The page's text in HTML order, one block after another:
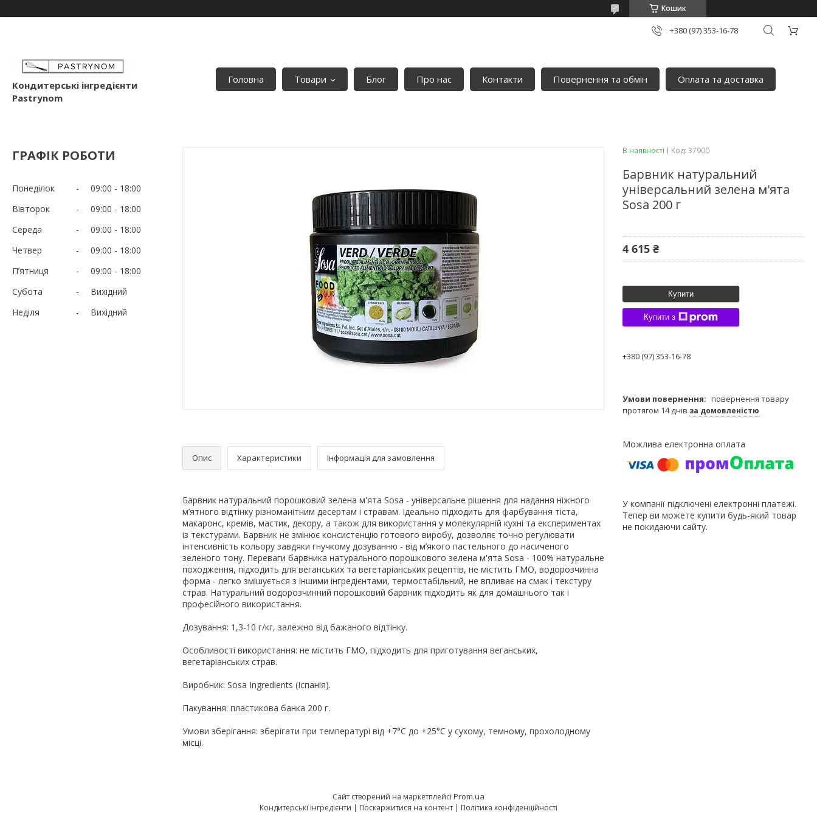
Кошик
+380 (97) 353-16-78
Кондитерські інгредієнти
Pastrynom
Головна Товари Блог Про нас Контакти Повернення та обмін Оплата та доставка
ГРАФІК РОБОТИ
Понеділок 09:00
18:00
Вівторок
09:00
18:00
Середа
09:00
18:00
Четвер
09:00
18:00
Пʼятниця
09:00
18:00
Субота
Вихідний
Неділя
Вихідний
Опис Характеристики Інформація для замовлення
Барвник натуральний порошковий зелена м'ята Sosa - універсальне рішення для надання ніжного
м’ятного відтінку різноманітним десертам і стравам. Ідеально підходить для фарбування тіста,
макаронс, кремів, мастик, декору, а також для використання у молекулярній кухні та експериментах
із текстурами. Барвник не змінює консистенцію готового виробу, дозволяє точно регулювати
інтенсивність кольору завдяки гнучкому дозуванню - від м’якого пастельного до насиченого
зеленого тону. Переваги барвника натурального порошкового зелена м'ята Sosa - 100% натуральне
походження, підходить для веганських та вегетаріанських рецептів, не містить ГМО, водорозчинна
форма - легко змішується з іншими інгредієнтами, термостабільний, не впливає на смак і текстуру
страв. Натуральний водорозчинний порошковий барвник підходить як для домашнього так і
професійного використання.
Дозування: 1,3-10 г/кг, залежно від бажаного відтінку.
Особливості використання: не містить ГМО, підходить для приготування веганських,
вегетаріанських страв.
Виробник: Sosa Ingredients (Іспанія).
Пакування: пластикова банка 200 г.
Умови зберігання: зберігати при температурі від +7°С до +25°С у сухому, темному, прохолодному
місці.
В наявності Код: 37900
Барвник натуральний
універсальний зелена м'ята
Sosa 200 г
4 615 ₴
Купити
Купити з
+380 (97) 353-16-78
повернення товару
протягом 14 днів за домовленістю
У компанії підключені електронні платежі.
Тепер ви можете купити будь-який товар
не покидаючи сайту.
Сайт створений на маркетплейсі Prom.ua
Кондитерські інгредієнти | Поскаржитися на контент | Політика конфіденційності